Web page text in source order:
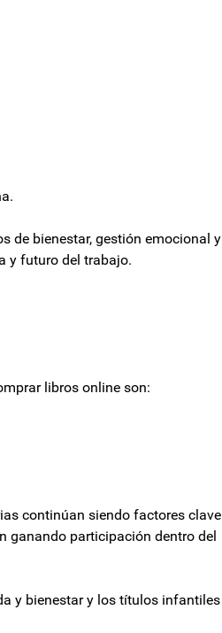
de bienestar, gestión emocional y
y futuro del trabajo.
libros online son:
continúan siendo factores clave
ganando participación dentro del
y bienestar y los títulos infantiles